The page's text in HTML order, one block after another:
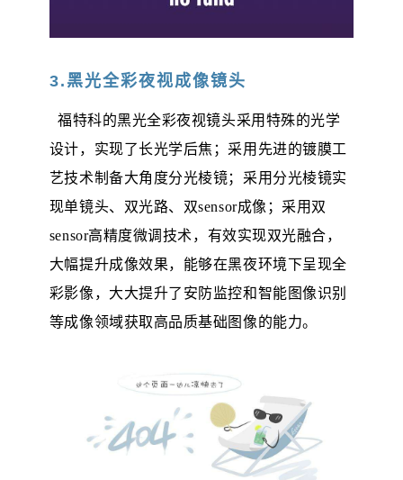
3.黑光全彩夜视成像镜头
福特科的黑光全彩夜视镜头采用特殊的光学
设计，实现了长光学后焦；采用先进的镀膜工
艺技术制备大角度分光棱镜；采用分光棱镜实
现单镜头、双光路、双sensor成像；采用双
sensor高精度微调技术，有效实现双光融合，
大幅提升成像效果，能够在黑夜环境下呈现全
彩影像，大大提升了安防监控和智能图像识别
等成像领域获取高品质基础图像的能力。